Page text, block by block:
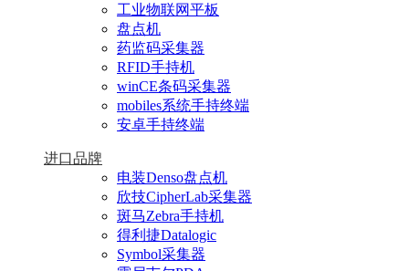
工业物联网平板
盘点机
药监码采集器
RFID手持机
winCE条码采集器
mobiles系统手持终端
安卓手持终端
进口品牌
电装Denso盘点机
欣技CipherLab采集器
斑马Zebra手持机
得利捷Datalogic
Symbol采集器